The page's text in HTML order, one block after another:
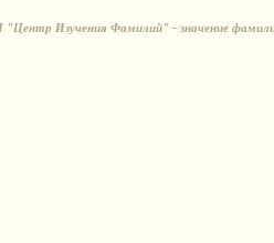
Изучения Фамилий" - значение